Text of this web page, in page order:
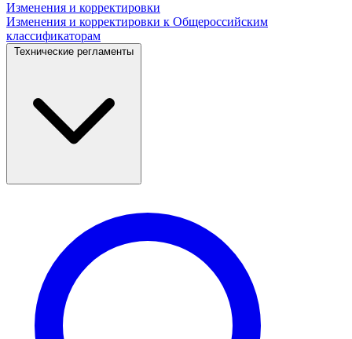
Изменения и корректировки
Изменения и корректировки к Общероссийским
классификаторам
Технические регламенты